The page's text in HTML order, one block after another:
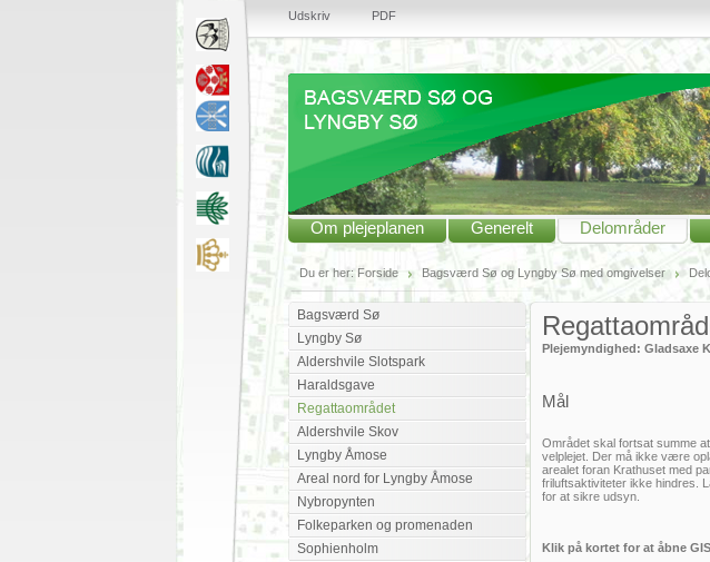
Udskriv PDF
Om plejeplanen Generelt Delområder
Du er her: Forside Bagsværd Sø og Lyngby Sø med omgivelser
Bagsværd Sø
Lyngby Sø
Aldershvile Slotspark
Haraldsgave
Regattaområdet
Aldershvile Skov
Lyngby Åmose
Areal nord for Lyngby Åmose
Nybropynten
Folkeparken og promenaden
Sophienholm
Plejemyndighed: Gladsaxe
Mål
Området skal fortsat summe
velplejet. Der må ikke være
arealet foran Krathuset med
friluftsaktiviteter ikke hindres.
for at sikre udsyn.
Klik på kortet for at åbne